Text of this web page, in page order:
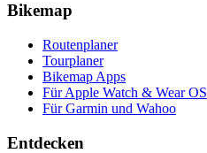
Bikemap
Routenplaner
Tourplaner
Bikemap Apps
Für Apple Watch & Wear OS
Für Garmin und Wahoo
Entdecken